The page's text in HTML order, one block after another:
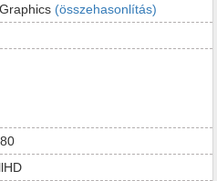
(összehasonlítás)